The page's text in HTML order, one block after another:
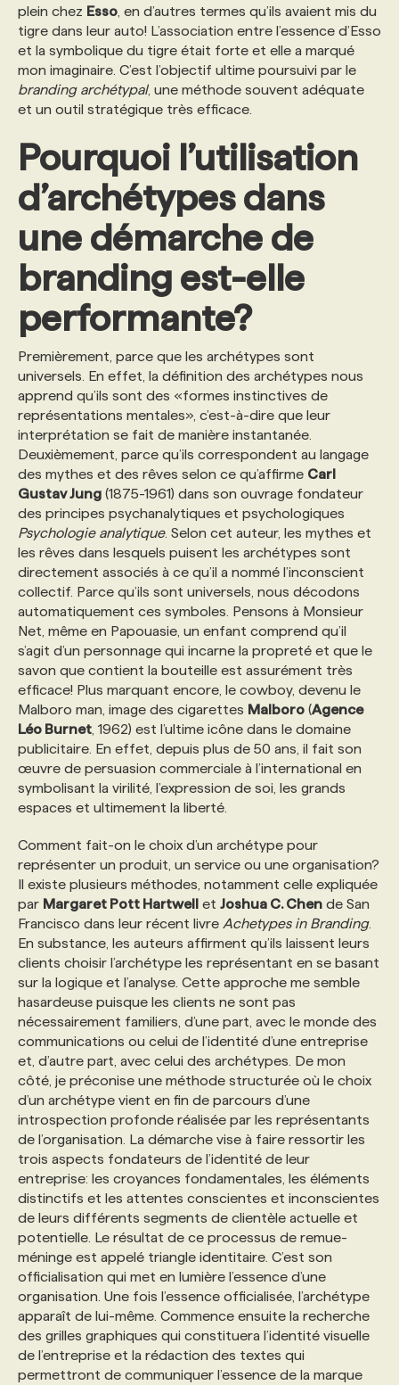
plein chez Esso , en d’autres termes qu’ils avaient mis du
tigre dans leur auto! L’association entre l’essence d’Esso
et la symbolique du tigre était forte et elle a marqué
mon imaginaire. C’est l’objectif ultime poursuivi par le
branding archétypal, une méthode souvent adéquate
et un outil stratégique très efficace.
Pourquoi l’utilisation
d’archétypes dans
une démarche de
branding est-elle
performante?
Premièrement, parce que les archétypes sont
universels. En effet, la définition des archétypes nous
apprend qu’ils sont des «formes instinctives de
représentations mentales», c’est-à-dire que leur
interprétation se fait de manière instantanée.
Deuxièmement, parce qu’ils correspondent au langage
des mythes et des rêves selon ce qu’affirme Carl
Gustav Jung (1875-1961) dans son ouvrage fondateur
des principes psychanalytiques et psychologiques
Psychologie analytique. Selon cet auteur, les mythes et
les rêves dans lesquels puisent les archétypes sont
directement associés à ce qu’il a nommé l’inconscient
collectif. Parce qu’ils sont universels, nous décodons
automatiquement ces symboles. Pensons à Monsieur
Net, même en Papouasie, un enfant comprend qu’il
s’agit d’un personnage qui incarne la propreté et que le
savon que contient la bouteille est assurément très
efficace! Plus marquant encore, le cowboy, devenu le
Malboro man, image des cigarettes Malboro (Agence
Léo Burnet , 1962) est l’ultime icône dans le domaine
publicitaire. En effet, depuis plus de 50 ans, il fait son
œuvre de persuasion commerciale à l’international en
symbolisant la virilité, l’expression de soi, les grands
espaces et ultimement la liberté.
Comment fait-on le choix d’un archétype pour
représenter un produit, un service ou une organisation?
Il existe plusieurs méthodes, notamment celle expliquée
par Margaret Pott Hartwell et Joshua C. Chen de San
Francisco dans leur récent livre Achetypes in Branding.
En substance, les auteurs affirment qu’ils laissent leurs
clients choisir l’archétype les représentant en se basant
sur la logique et l’analyse. Cette approche me semble
hasardeuse puisque les clients ne sont pas
nécessairement familiers, d’une part, avec le monde des
communications ou celui de l’identité d’une entreprise
et, d’autre part, avec celui des archétypes. De mon
côté, je préconise une méthode structurée où le choix
d’un archétype vient en fin de parcours d’une
introspection profonde réalisée par les représentants
de l’organisation. La démarche vise à faire ressortir les
trois aspects fondateurs de l’identité de leur
entreprise: les croyances fondamentales, les éléments
distinctifs et les attentes conscientes et inconscientes
de leurs différents segments de clientèle actuelle et
potentielle. Le résultat de ce processus de remue-
méninge est appelé triangle identitaire. C’est son
officialisation qui met en lumière l’essence d’une
organisation. Une fois l’essence officialisée, l’archétype
apparaît de lui-même. Commence ensuite la recherche
des grilles graphiques qui constituera l’identité visuelle
de l’entreprise et la rédaction des textes qui
permettront de communiquer l’essence de la marque